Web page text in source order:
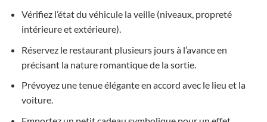
Vérifiez l’état du véhicule la veille (niveaux, propreté
intérieure et extérieure).
Réservez le restaurant plusieurs jours à l’avance en
précisant la nature romantique de la sortie.
Prévoyez une tenue élégante en accord avec le lieu et la
voiture.